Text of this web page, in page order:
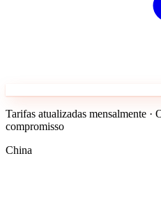
Tarifas atualizadas mensalmente ·
compromisso
China